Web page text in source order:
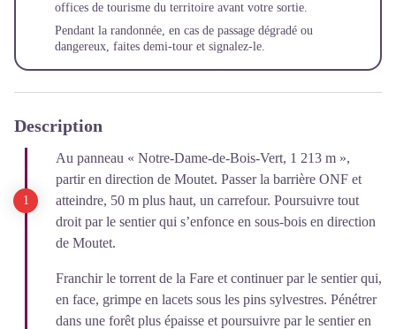
offices de tourisme du territoire avant votre sortie.
Pendant la randonnée, en cas de passage dégradé ou
dangereux, faites demi-tour et signalez-le.
Description
Au panneau « Notre-Dame-de-Bois-Vert, 1 213 m »,
partir en direction de Moutet. Passer la barrière ONF et
atteindre, 50 m plus haut, un carrefour. Poursuivre tout
droit par le sentier qui s’enfonce en sous-bois en direction
de Moutet.
Franchir le torrent de la Fare et continuer par le sentier qui,
en face, grimpe en lacets sous les pins sylvestres. Pénétrer
dans une forêt plus épaisse et poursuivre par le sentier en